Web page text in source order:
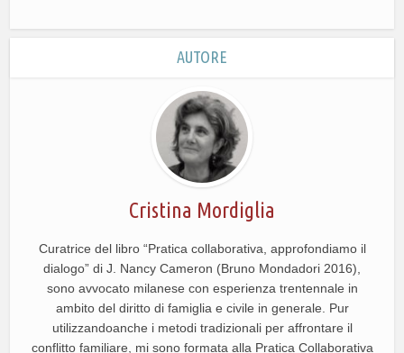
AUTORE
Cristina Mordiglia
Curatrice del libro “Pratica collaborativa, approfondiamo il
dialogo” di J. Nancy Cameron (Bruno Mondadori 2016),
sono avvocato milanese con esperienza trentennale in
ambito del diritto di famiglia e civile in generale. Pur
utilizzandoanche i metodi tradizionali per affrontare il
conflitto familiare, mi sono formata alla Pratica Collaborativa